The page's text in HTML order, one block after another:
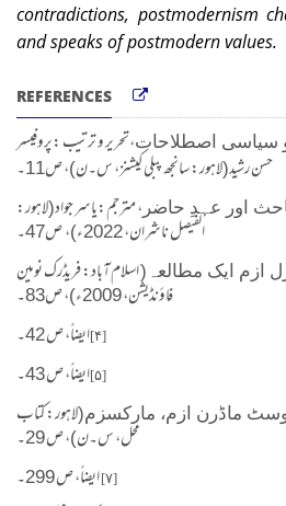
contradictions, postmodernism
and speaks of postmodern values.
REFERENCES
سیاسی اصطلاحات،تحریر و ترتیب :پروفیسر
حسن رشید(لاہور: سانجھ پبلیکیشنز، س۔ن)، ص11۔
اور عہدِ حاضر ،مترجم:یاسر جواد(لاہور:
الفیصل ناشران، 2022ء)، ص47۔
ازم ایک مطالعہ (اسلام آباد: فریڈرک نومین
فاؤنڈیشن، 2009ء )، ص83۔
[۴]ایضاً، ص 42۔
[۵]ایضاً، ص 43۔
ماڈرن ازم، مارکسزم(لاہور:کتاب
محل، س۔ن)، ص 29۔
[۷]ایضاً،ص 299۔